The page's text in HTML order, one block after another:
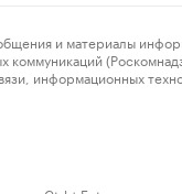
материалы
информационных